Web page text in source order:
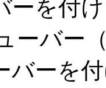
ーを付
ーバー
バーを